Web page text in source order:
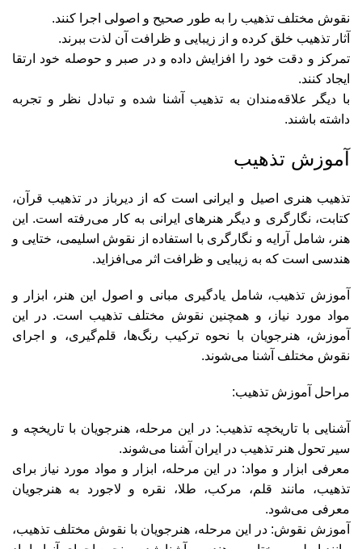
نقوش مختلف تذهیب را به طور صحیح و اصولی اجرا کنند.
آثار تذهیب خلق کرده و از زیبایی و ظرافت آن لذت ببرند.
تمرکز و دقت خود را افزایش داده و در صبر و حوصله خود ارتقا
ایجاد کنند.
با دیگر علاقه‌مندان به تذهیب آشنا شده و تبادل نظر و تجربه
داشته باشند.
آموزش تذهیب
تذهیب هنری اصیل و ایرانی است که از دیرباز در تذهیب قرآن،
کتابت، نگارگری و دیگر هنرهای ایرانی به کار می‌رفته است. این
هنر، شامل آرایه و نگارگری با استفاده از نقوش اسلیمی، ختایی و
هندسی است که به زیبایی و ظرافت اثر می‌افزاید.
آموزش تذهیب، شامل یادگیری مبانی و اصول این هنر، ابزار و
مواد مورد نیاز، و همچنین نقوش مختلف تذهیب است. در این
آموزش، هنرجویان با نحوه ترکیب رنگ‌ها، قلم‌گیری، و اجرای
نقوش مختلف آشنا می‌شوند.
مراحل آموزش تذهیب:
آشنایی با تاریخچه تذهیب: در این مرحله، هنرجویان با تاریخچه و
سیر تحول هنر تذهیب در ایران آشنا می‌شوند.
معرفی ابزار و مواد: در این مرحله، ابزار و مواد مورد نیاز برای
تذهیب، مانند قلم، مرکب، طلا، نقره و لاجورد به هنرجویان
معرفی می‌شود.
آموزش نقوش: در این مرحله، هنرجویان با نقوش مختلف تذهیب،